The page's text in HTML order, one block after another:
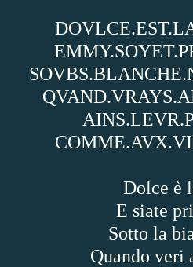
Dolce è
E siate
Sotto la
Quando veri